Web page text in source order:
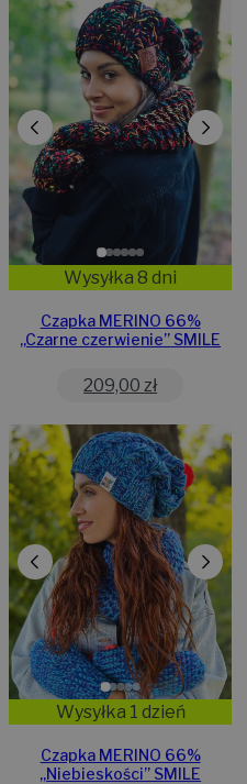
Wysyłka 8 dni
Czapka MERINO 66%
,,Czarne czerwienie” SMILE
209,00 zł
Wysyłka 1 dzień
Czapka MERINO 66%
,,Niebieskości” SMILE